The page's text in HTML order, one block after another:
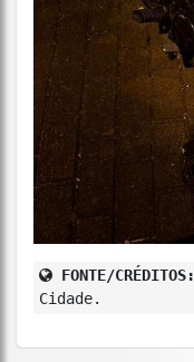
FONTE/CRÉDITOS:
Cidade.